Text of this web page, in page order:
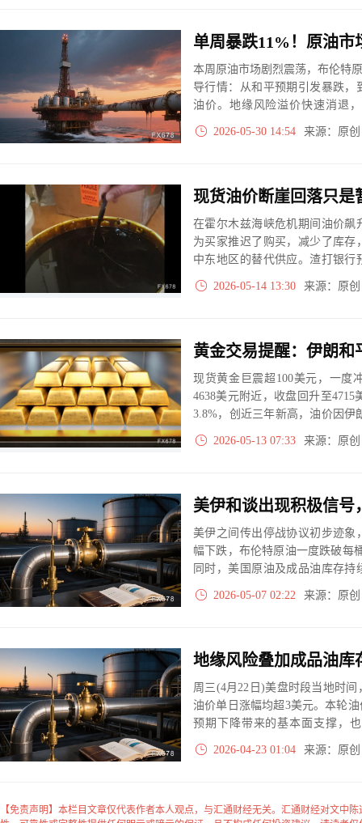
本周原油市场剧烈震荡，布伦特
导行情：从和平预期引发暴跌
油价。地缘风险溢价快速消退
开。
2026-05-30 14:54 来源：原
在霍尔木兹海峡危机期间油价飙
为买家推迟了购买，减少了库
中东地区的替代供应。渣打银
求再度回升，实物原油价格将
的情况。截至 4 月 24 日当周，
2026-05-14 13:30 来源：原
现货黄金巨震超100美元，一度
4638美元附近，收盘回升至
3.8%，创近三年新高，油价因伊
胀+滞胀风险叠加，美联储降息
金价形成压制。
2026-05-13 07:33 来源：原
美伊和谈出现积极信号
美伊之间传出停战协议初步迹象
幅下跌，布伦特原油一度跌破每
同时，美国原油及成品油库存
以根本缓解。
2026-05-07 02:22 来源：原
周三(4月22日)美盘时段当地时
油价单日涨幅均超3美元。本轮
预期下降带来的基本面支撑，
酵、美伊谈判进展停滞的地缘
场再度陷入对石油供应短缺与经
2026-04-23 01:04 来源：原
【免责声明】本栏目文章仅代表作者本人观点，与汇通财经无关。汇通财经对文中